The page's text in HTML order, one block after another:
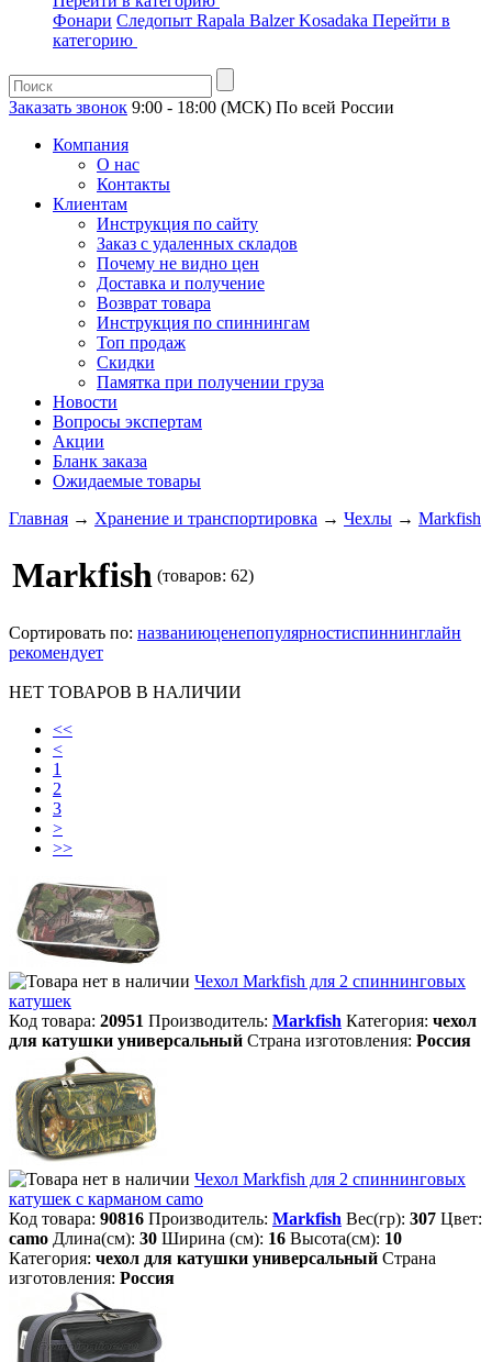
Фонари Следопыт Rapala BalzerKosadaka Перейти в
категорию
Заказать звонок 9:00 - 18:00 (МСК) По всей России
Компания
О нас
Контакты
Клиентам
Инструкция по сайту
Заказ с удаленных складов
Почему не видно цен
Доставка и получение
Возврат товара
Инструкция по спиннингам
Топ продаж
Скидки
Памятка при получении груза
Новости
Вопросы экспертам
Акции
Бланк заказа
Ожидаемые товары
Главная → Хранение и транспортировка → Чехлы → Markfish
Markfish (товаров: 62)
Сортировать по: названиюценепопулярностиспиннинглайн
рекомендует
НЕТ ТОВАРОВ В НАЛИЧИИ
<<
<
1
2
3
>
>>
Чехол Markfish для 2 спиннинговых
катушек
Код товара: 20951 Производитель: Markfish Категория: чехол
для катушки универсальный Страна изготовления: Россия
Чехол Markfish для 2 спиннинговых
катушек с карманом camo
Код товара: 90816 Производитель: Markfish Вес(гр): 307 Цвет:
camo Длина(см): 30 Ширина (см): 16 Высота(см): 10
Категория: чехол для катушки универсальный Страна
изготовления: Россия